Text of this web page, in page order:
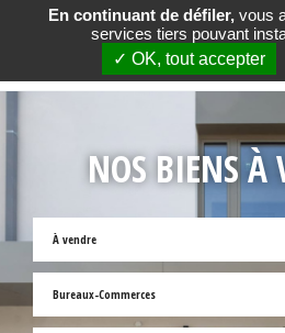
NOS BIENS À
À vendre
Bureaux-Commerces
En continuant de défiler,vous
services tiers pouvant
✓ OK, tout accepter